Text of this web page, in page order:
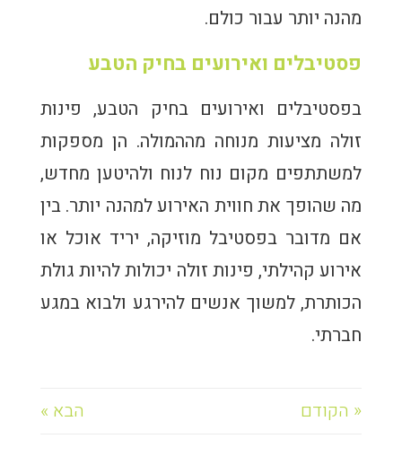
מהנה יותר עבור כולם.
פסטיבלים ואירועים בחיק הטבע
בפסטיבלים ואירועים בחיק הטבע, פינות
זולה מציעות מנוחה מההמולה. הן מספקות
למשתתפים מקום נוח לנוח ולהיטען מחדש,
מה שהופך את חווית האירוע למהנה יותר. בין
אם מדובר בפסטיבל מוזיקה, יריד אוכל או
אירוע קהילתי, פינות זולה יכולות להיות גולת
הכותרת, למשוך אנשים להירגע ולבוא במגע
חברתי.
« הקודם הבא »